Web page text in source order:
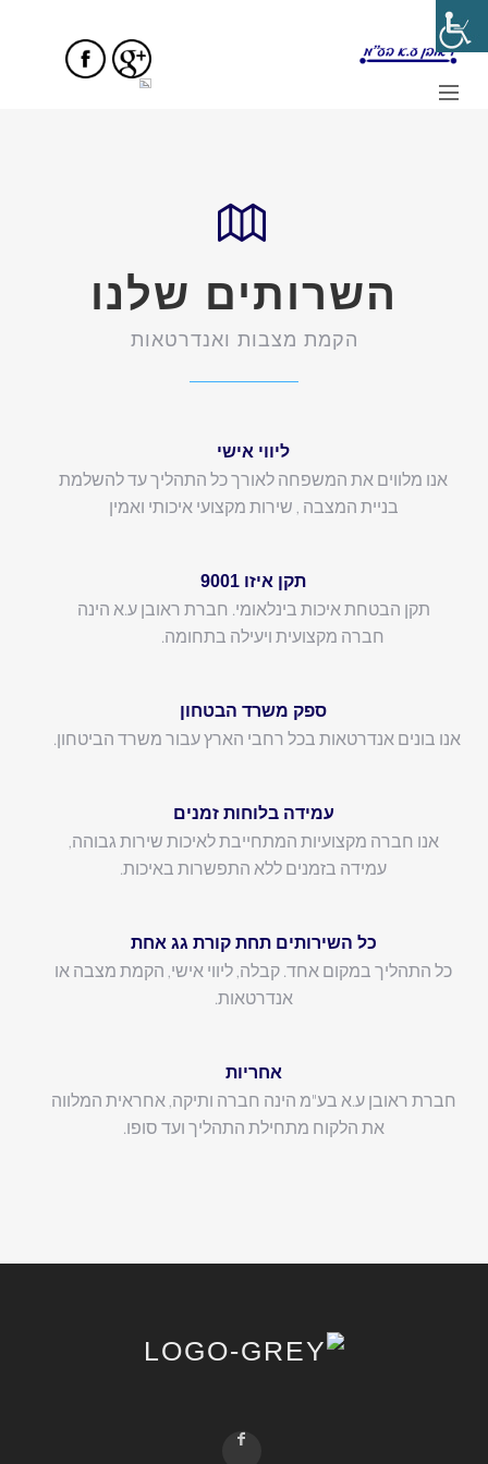
השרותים שלנו
הקמת מצבות ואנדרטאות
ליווי אישי
אנו מלווים את המשפחה לאורך כל התהליך עד להשלמת
בניית המצבה , שירות מקצועי איכותי ואמין
תקן איזו 9001
תקן הבטחת איכות בינלאומי. חברת ראובן ע.א הינה
חברה מקצועית ויעילה בתחומה.
ספק משרד הבטחון
אנו בונים אנדרטאות בכל רחבי הארץ עבור משרד הביטחון.
עמידה בלוחות זמנים
אנו חברה מקצועיות המתחייבת לאיכות שירות גבוהה,
עמידה בזמנים ללא התפשרות באיכות.
כל השירותים תחת קורת גג אחת
כל התהליך במקום אחד. קבלה, ליווי אישי, הקמת מצבה או
אנדרטאות.
אחריות
חברת ראובן ע.א בע"מ הינה חברה ותיקה, אחראית המלווה
את הלקוח מתחילת התהליך ועד סופו.